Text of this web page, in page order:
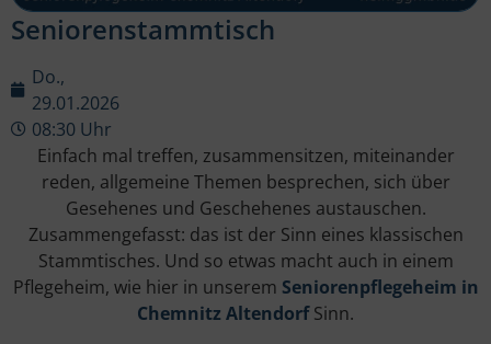
Seniorenstammtisch
Do.,
29.01.2026
08:30 Uhr
Einfach mal treffen, zusammensitzen, miteinander
reden, allgemeine Themen besprechen, sich über
Gesehenes und Geschehenes austauschen.
Zusammengefasst: das ist der Sinn eines klassischen
Stammtisches. Und so etwas macht auch in einem
Pflegeheim, wie hier in unserem Seniorenpflegeheim in
Chemnitz AltendorfSinn.